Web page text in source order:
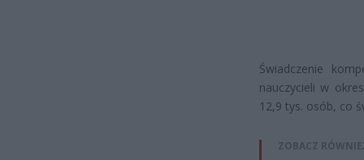
Świadczenie
nauczycieli w
12,9 tys. osób, co
ZOBACZ